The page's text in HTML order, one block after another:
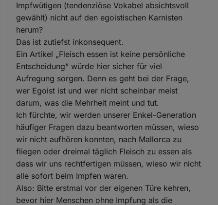
Impfwütigen (tendenziöse Vokabel absichtsvoll
gewählt) nicht auf den egoistischen Karnisten
herum?
Das ist zutiefst inkonsequent.
Ein Artikel „Fleisch essen ist keine persönliche
Entscheidung“ würde hier sicher für viel
Aufregung sorgen. Denn es geht bei der Frage,
wer Egoist ist und wer nicht scheinbar meist
darum, was die Mehrheit meint und tut.
Ich fürchte, wir werden unserer Enkel-Generation
häufiger Fragen dazu beantworten müssen, wieso
wir nicht aufhören konnten, nach Mallorca zu
fliegen oder dreimal täglich Fleisch zu essen als
dass wir uns rechtfertigen müssen, wieso wir nicht
alle sofort beim Impfen waren.
Also: Bitte erstmal vor der eigenen Türe kehren,
bevor hier Menschen ohne Impfung als die